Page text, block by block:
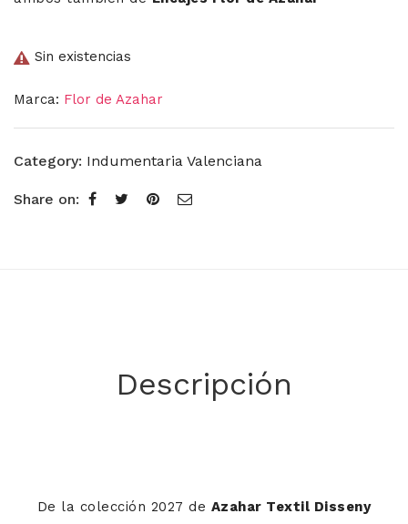
Sin existencias
Marca: Flor de Azahar
Category: Indumentaria Valenciana
Share on:
Descripción
De la colección 2027 de Azahar Textil Disseny